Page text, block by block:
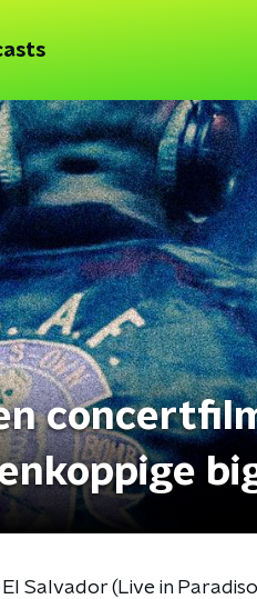
Salvador (Live in